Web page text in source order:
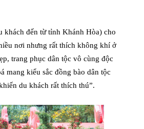
khách đến từ tỉnh Khánh Hòa) cho
nơi nhưng rất thích không khí ở
trang phục dân tộc vô cùng độc
mang kiểu sắc đồng bào dân tộc
du khách rất thích thú”.